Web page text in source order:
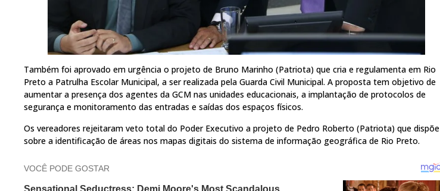
Também foi aprovado em urgência o projeto de Bruno Marinho (Patriota) que cria e regulamenta em Rio
Preto a Patrulha Escolar Municipal, a ser realizada pela Guarda Civil Municipal. A proposta tem objetivo de
aumentar a presença dos agentes da GCM nas unidades educacionais, a implantação de protocolos de
segurança e monitoramento das entradas e saídas dos espaços físicos.
Os vereadores rejeitaram veto total do Poder Executivo a projeto de Pedro Roberto (Patriota) que dispõe
sobre a identificação de áreas nos mapas digitais do sistema de informação geográfica de Rio Preto.